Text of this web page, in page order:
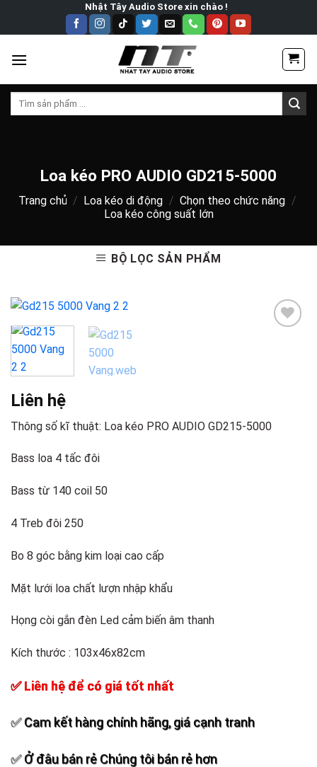
Nhật Tây Audio Store xin chào !
Tìm
Loa kéo PRO AUDIO GD215-5000
Trang chủ / Loa kéo di động / Chọn theo chức năng /
Loa kéo công suất lớn
BỘ LỌC SẢN PHẨM
Liên hệ
Thông số kĩ thuật: Loa kéo PRO AUDIO GD215-5000
Bass loa 4 tấc đôi
Bass từ 140 coil 50
4 Treb đôi 250
Bo 8 góc bằng kim loại cao cấp
Mặt lưới loa chất lượn nhập khẩu
Họng còi gắn đèn Led cảm biến âm thanh
Kích thước : 103x46x82cm
✅ Liên hệ để có giá tốt nhất
✅ Cam kết hàng chính hãng, giá cạnh tranh
✅ Ở đâu bán rẻ Chúng tôi bán rẻ hơn